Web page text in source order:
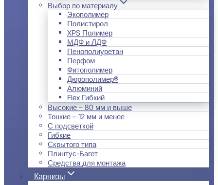
Выбор по материалу
Экополимер
Полистирол
XPS Полимер
МДФ и ЛДФ
Пенополиуретан
Перфом
Фитополимер
Дюрополимер®
Алюминий
Flex Гибкий
Высокие – 80 мм и выше
Тонкие – 12 мм и менее
С подсветкой
Гибкие
Скрытого типа
Плинтус-Багет
Средства для монтажа
Карнизы